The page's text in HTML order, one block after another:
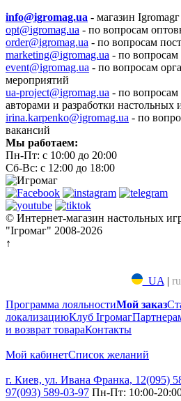
info@igromag.ua - магазин Igromagг
opt@igromag.ua - по вопросам
order@igromag.ua - по вопросам
marketing@igromag.ua - по вопросам
event@igromag.ua - по вопросам
мероприятий
ua-project@igromag.ua - по вопросам
авторами и разработки настольных
irina.karpenko@igromag.ua - по
вакансий
Мы работаем:
Пн-Пт: с 10:00 до 20:00
Сб-Вс: с 12:00 до 18:00
© Интернет-магазин настольных
"Ігромаг" 2008-2026
↑
UA | ru
Программа лояльностиМой заказ
локализациюКлуб Ігромаг
и возврат товараКонтакты
Мой кабинетСписок желаний
г. Киев, ул. Ивана Франка, 12(095)
97(093) 589-03-97 Пн-Пт: 10:00-